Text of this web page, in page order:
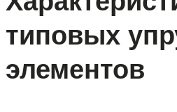
типовых
элементов